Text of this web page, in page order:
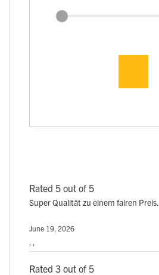
Rated 5 out of 5
Super Qualität zu einem fairen Preis.
June 19, 2026
Rated 3 out of 5